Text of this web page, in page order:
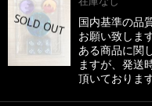
国内基準の品
お願い致しま
ある商品に関
ますが、発送
頂いておりま